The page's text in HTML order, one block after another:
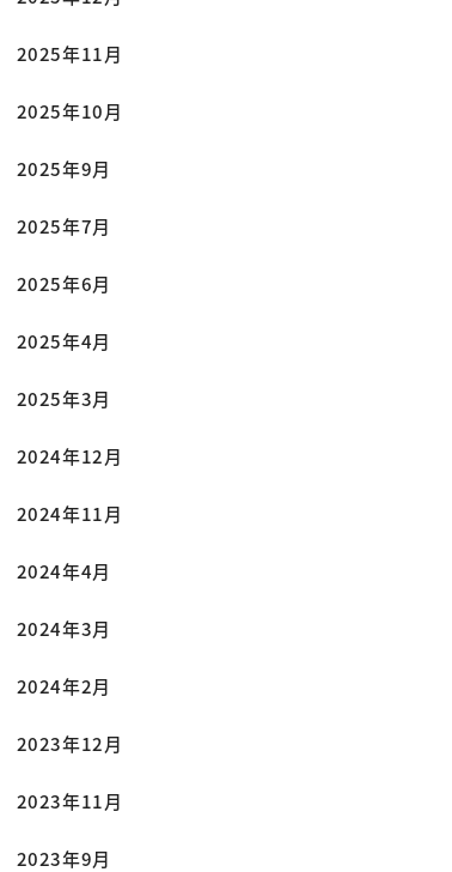
2025年11月
2025年10月
2025年9月
2025年7月
2025年6月
2025年4月
2025年3月
2024年12月
2024年11月
2024年4月
2024年3月
2024年2月
2023年12月
2023年11月
2023年9月